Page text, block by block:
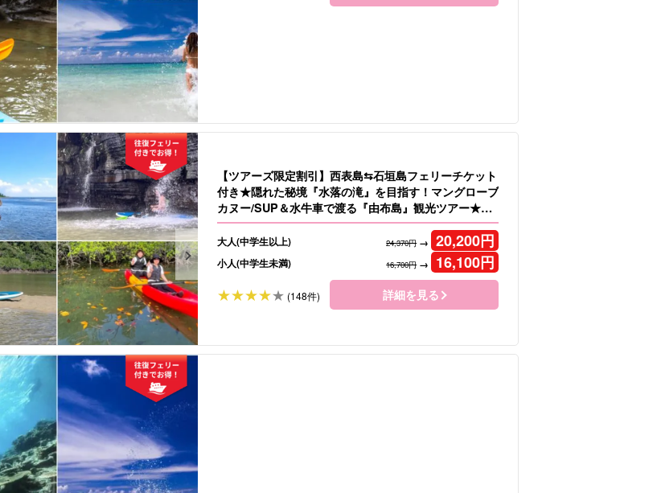
【ツアーズ限定割引】西表島⇆石垣島フェリーチケット
付き★隠れた秘境『水落の滝』を目指す！マングローブ
カヌー/SUP＆水牛車で渡る『由布島』観光ツアー★写
真無料（No.377）
大人(中学生以上) 24,370円→ 20,200円
小人(中学生未満) 16,700円→ 16,100円
(148件) 詳細を見る